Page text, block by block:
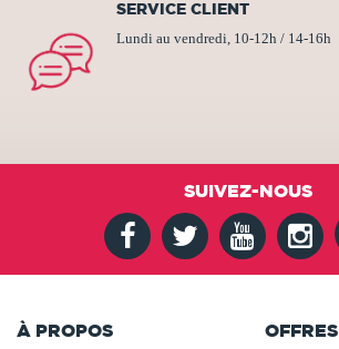
SERVICE CLIENT
Lundi au vendredi, 10-12h / 14-16h
SUIVEZ-NOUS
À PROPOS OFFRES